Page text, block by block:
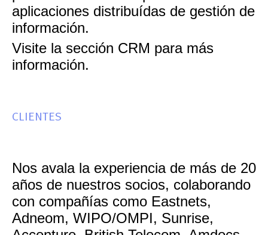
aplicaciones distribuídas de gestión de
información.
Visite la sección CRM para más
información.
CLIENTES
Nos avala la experiencia de más de 20
años de nuestros socios, colaborando
con compañías como Eastnets,
Adneom, WIPO/OMPI, Sunrise,